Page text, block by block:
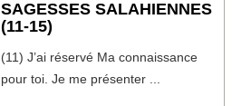
SAGESSES SALAHIENNES
(11-15)
(11) J’ai réservé Ma connaissance
pour toi. Je me présenter ...